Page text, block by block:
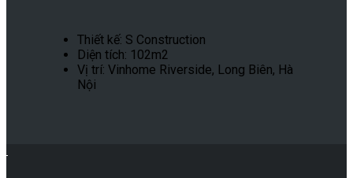
Thiết kế: S Construction
Diện tích: 102m2
Vị trí: Vinhome Riverside, Long Biên, Hà
Nội